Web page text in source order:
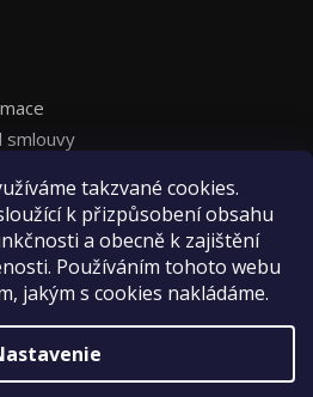
takzvané cookies.
k přizpůsobení obsahu
a obecně k zajištění
Používáním tohoto webu
jakým s cookies nakládáme.
smlouvy
Vytvoril Shoptet